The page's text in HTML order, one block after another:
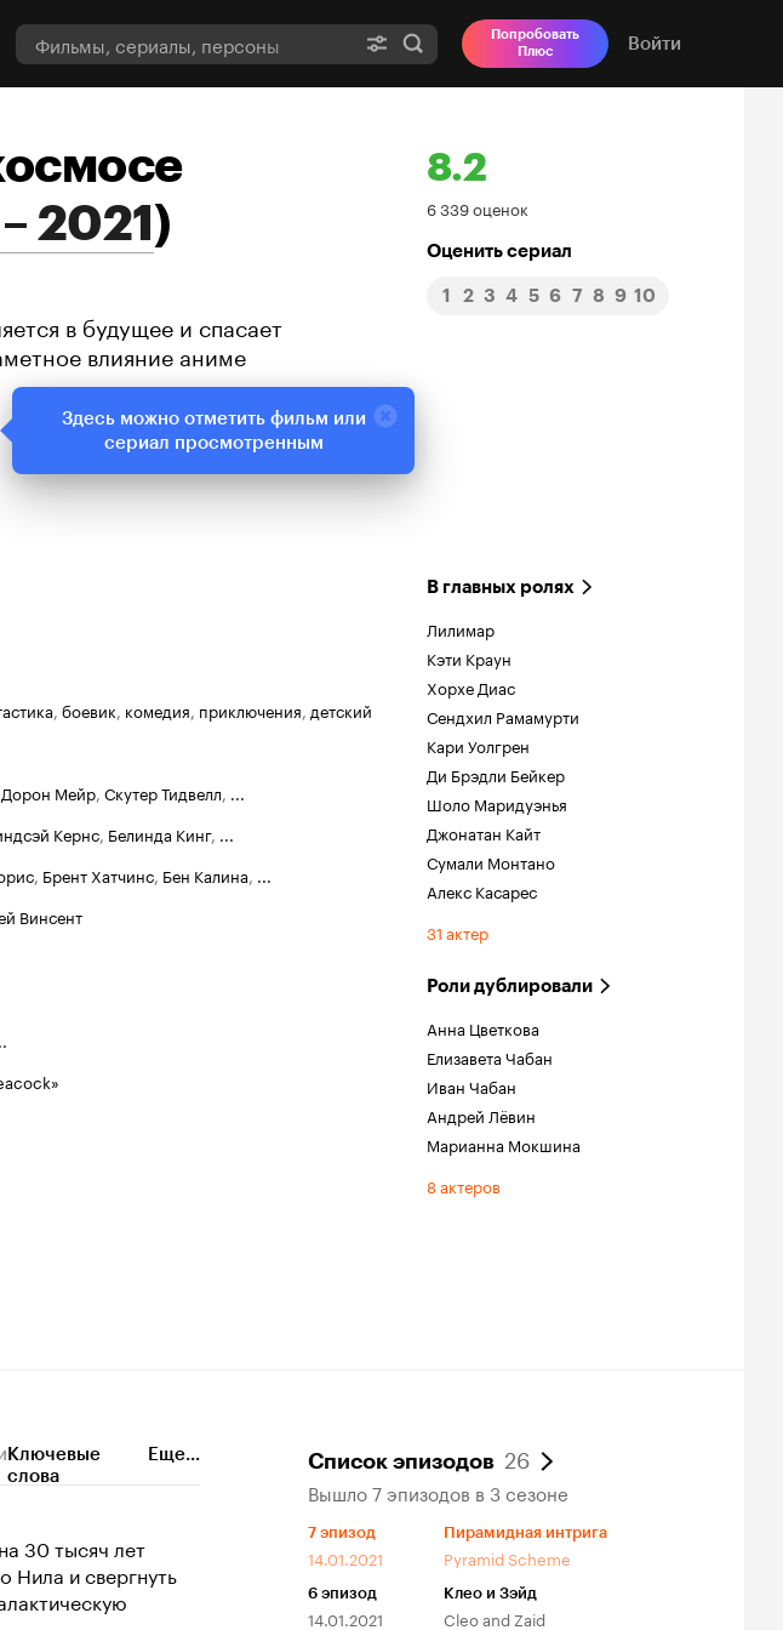
Попробовать
Плюс
Войти
2021)
в будущее и спасает
влияние аниме
8.2
Рейтинг
Кинопоиска
8.2
6 339 оценок
Оценить сериал
1 2 3 4 5 6 7 8 9 10
, боевик, комедия, приключения, детский
Дорон Мейр, Скутер Тидвелл, ...
Кернс, Белинда Кинг, ...
, Брент Хатчинс, Бен Калина, ...
Винсент
В главных ролях
Лилимар
Кэти Краун
Хорхе Диас
Сендхил Рамамурти
Кари Уолгрен
Ди Брэдли Бейкер
Шоло Маридуэнья
Джонатан Кайт
Сумали Монтано
Алекс Касарес
31 актер
Роли дублировали
Анна Цветкова
Елизавета Чабан
Иван Чабан
Андрей Лёвин
Марианна Мокшина
8 актеров
Ключевые
слова
Еще...
30 тысяч лет
Нила и свергнуть
Список эпизодов 26
Вышло 7 эпизодов в 3 сезоне
7 эпизод
14.01.2021
Пирамидная интрига
Pyramid Scheme
6 эпизод
14.01.2021
Клео и Зэйд
Cleo and Zaid
Здесь можно отметить фильм или
сериал просмотренным